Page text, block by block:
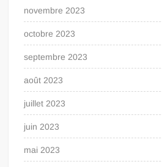
novembre 2023
octobre 2023
septembre 2023
août 2023
juillet 2023
juin 2023
mai 2023